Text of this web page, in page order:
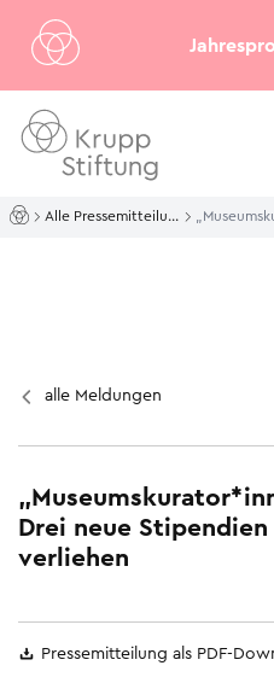
Alle Pressemitteilungen
alle Meldungen
Drei neue
verliehen
Pressemitteilung als PDF-